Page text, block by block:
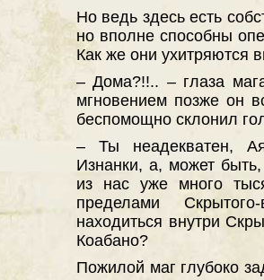
Но ведь здесь есть
но вполне способны
Как же они ухитряются
– Дома?!!.. – глаза
мгновением позже он
беспомощно склонил
– Ты неадекватен,
Изнанки, а, может
из нас уже много
пределами
находиться внутри
Коабано?
Пожилой маг глубоко